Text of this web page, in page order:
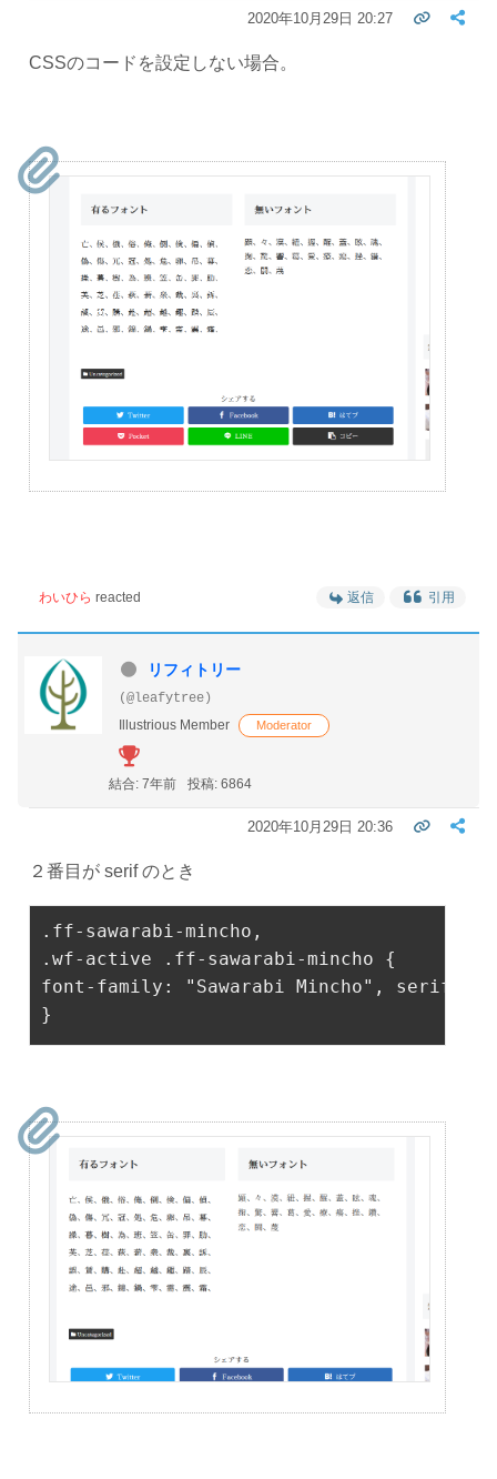
2020年10月29日 20:27
CSSのコードを設定しない場合。
わいひら reacted 返信 引用
リフィトリー
(@leafytree)
Illustrious Member
Moderator
結合: 7年前 投稿: 6864
2020年10月29日 20:36
２番目が serif のとき
.ff-sawarabi-mincho ,
.wf-active
.ff-sawarabi-mincho {
font-family : "Sawarabi Mincho" , serif;
}